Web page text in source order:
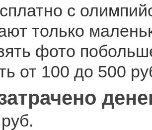
с
только
фото
от 100 до 500